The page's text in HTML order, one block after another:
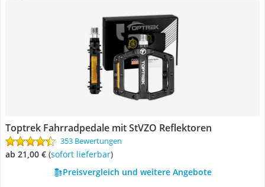
Toptrek Fahrradpedale mit StVZO Reflektoren
353 Bewertungen
ab 21,00 € ( Sofort lieferbar)
Preisvergleich und weitere Angebote